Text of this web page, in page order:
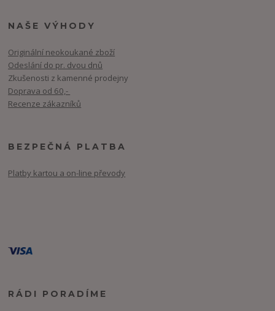
NAŠE VÝHODY
Originální neokoukané zboží
Odeslání do pr. dvou dnů
Zkušenosti z kamenné prodejny
Doprava od 60,-
Recenze zákazníků
BEZPEČNÁ PLATBA
Platby kartou a on-line převody
RÁDI PORADÍME